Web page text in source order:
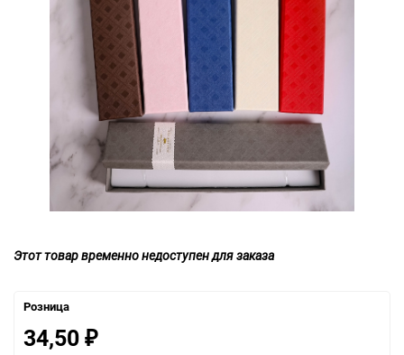
Этот товар временно недоступен для заказа
Розница
34,50 ₽